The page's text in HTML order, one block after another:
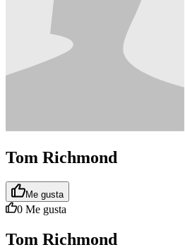
Tom Richmond
Me gusta
0 Me gusta
Tom Richmond